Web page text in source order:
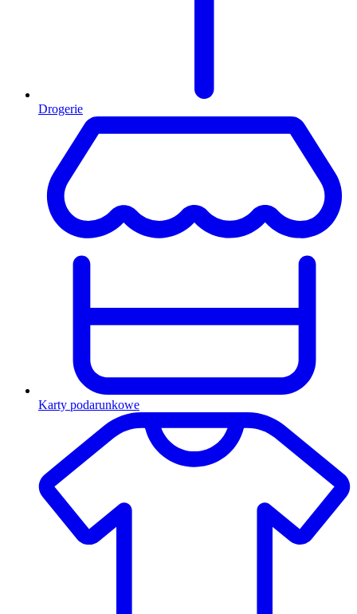
Drogerie
Karty podarunkowe